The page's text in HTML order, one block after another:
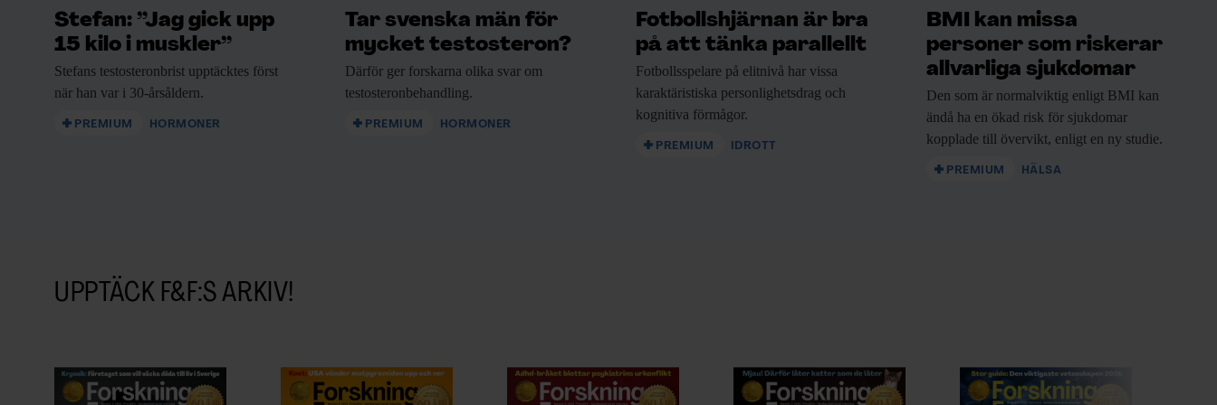
utmanar den gängse föreställningen att ett långt liv oundvikligen innebär mer
sjukdom”, skriver hon i
The Conversation.
Men vad det unika åldrandemönstret beror på – genetik, livsstil, miljö eller en
kombination – är ännu oklart.
F&F I DIN MEJLBOX!
Beställ nyhetsbrev
Stefan: ”Jag gick upp
15 kilo i muskler”
Stefans testosteronbrist upptäcktes först
när han var i 30-årsåldern.
PREMIUM HORMONER
Tar svenska män för
mycket testosteron?
Därför ger forskarna olika svar om
testosteronbehandling.
PREMIUM HORMONER
Fotbollshjärnan är bra
på att tänka parallellt
Fotbollsspelare på elitnivå har vissa
karaktäristiska personlighetsdrag och
kognitiva förmågor.
PREMIUM IDROTT
BMI kan missa
personer som riskerar
allvarliga sjukdomar
Den som är normalviktig enligt BMI kan
ändå ha en ökad risk för sjukdomar
kopplade till övervikt, enligt en ny studie.
PREMIUM HÄLSA
UPPTÄCK F&F:S ARKIV!